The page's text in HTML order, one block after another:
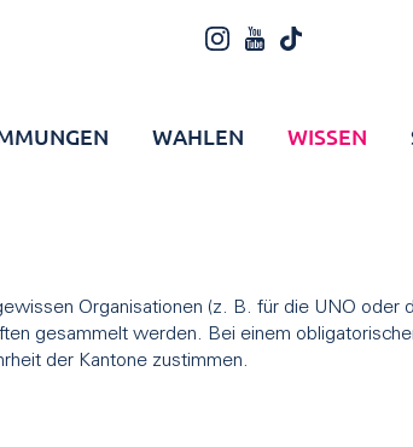
WAHLEN WISSEN
Organisationen (z. B. für die UNO
gesammelt werden. Bei einem
der Kantone zustimmen.